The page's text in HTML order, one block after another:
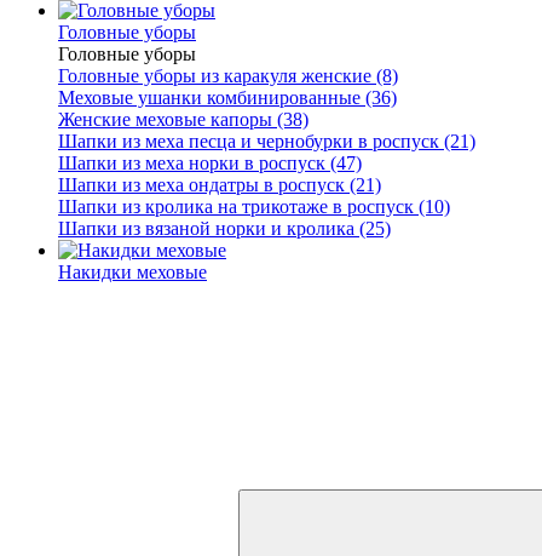
Головные уборы
Головные уборы
Головные уборы из каракуля женские (8)
Меховые ушанки комбинированные (36)
Женские меховые капоры (38)
Шапки из меха песца и чернобурки в роспуск (21)
Шапки из меха норки в роспуск (47)
Шапки из меха ондатры в роспуск (21)
Шапки из кролика на трикотаже в роспуск (10)
Шапки из вязаной норки и кролика (25)
Накидки меховые